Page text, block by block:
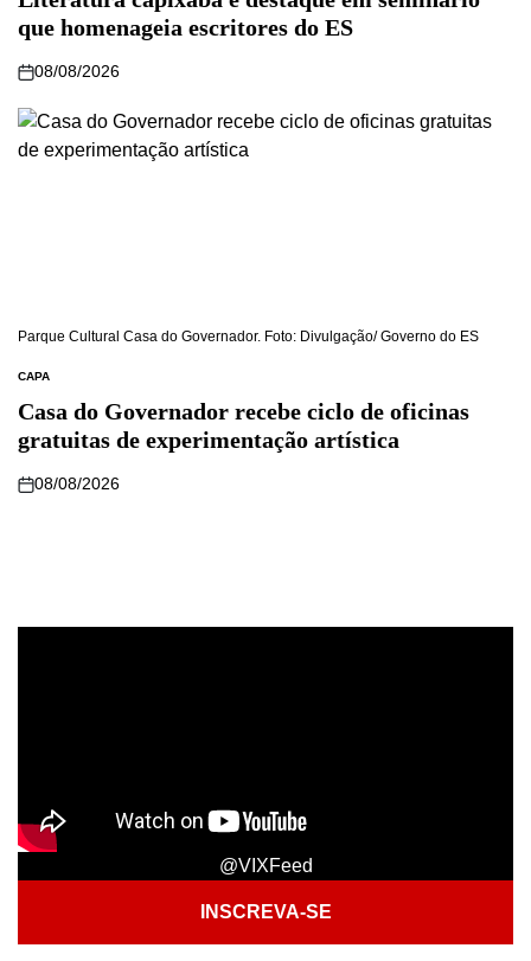
que homenageia escritores do ES
08/08/2026
Parque Cultural Casa do Governador. Foto: Divulgação/ Governo do ES
CAPA
Casa do Governador recebe ciclo de oficinas
gratuitas de experimentação artística
08/08/2026
@VIXFeed
INSCREVA-SE